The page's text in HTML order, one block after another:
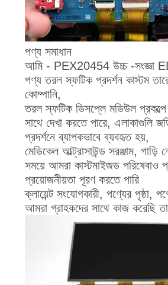
একটি
উদ্ধৃতি
অনুরোধ
করুন
সাইট
ম্যাপ
গোপনীয়তা
পণ্য সমাধান
আমি - PEX20454 উচ্চ -সংজ্ঞা
পণ্য তরল স্ফটিক প্রদর্শন কাস্টম
কোম্পানি,
তরল স্ফটিক ডিসপ্লে মডিউল
সাথে দেখা করতে পারে, এলাকাগুলি
প্রদর্শনে ব্যাপকভাবে ব্যবহৃত হয়,
মেডিকেল আল্ট্রাসাউন্ড সরঞ্জাম,
সময়ে আমরা কাস্টমাইজড পরিষেবাও
প্রয়োজনীয়তা পূরণ করতে পারি
ক্লায়েন্ট সংযোগকারী, পণ্যের পৃষ্ঠা,
আমরা গ্রাহকদের সাথে কাজ করেছি